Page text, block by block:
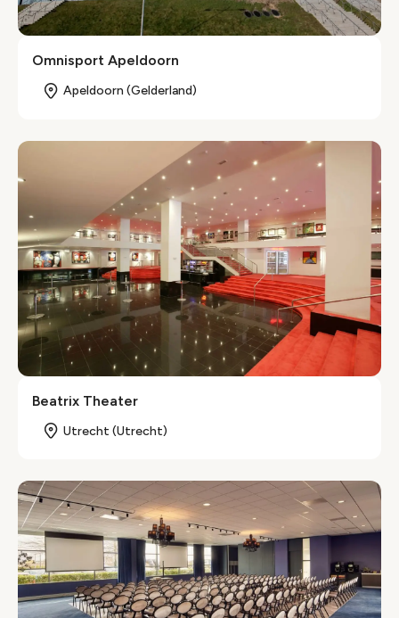
Omnisport Apeldoorn
Apeldoorn (Gelderland)
Beatrix Theater
Utrecht (Utrecht)